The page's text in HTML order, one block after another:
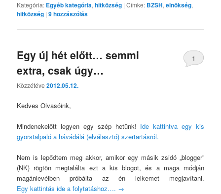
Kategória: Egyéb kategória,hitközség |Címke: BZSH,elnökség,
hitközség |9hozzászólás
Egy új hét előtt… semmi
extra, csak úgy…
Közzétéve2012.05.12.
1
Kedves Olvasóink,
Mindenekelőtt legyen egy szép hetünk! Ide kattintva egy kis
gyorstalpaló a hávádálá (elválasztó) szertartásról.
Nem is lepődtem meg akkor, amikor egy másik zsidó „blogger”
(NK) rögtön megtalálta ezt a kis blogot, és a maga módján
magánlevélben próbálta az én lelkemet megjavítani.
Egy kattintás ide a folytatáshoz…. →